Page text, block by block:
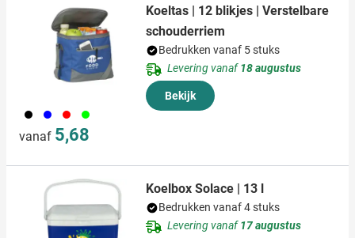
001 005 008 019
vanaf 5,68
Koeltas | 12 blikjes | Verstelbare
schouderriem
Bedrukken vanaf 5 stuks
Levering vanaf18 augustus
Bekijk
Koelbox Solace | 13 l
Bedrukken vanaf 4 stuks
Levering vanaf17 augustus